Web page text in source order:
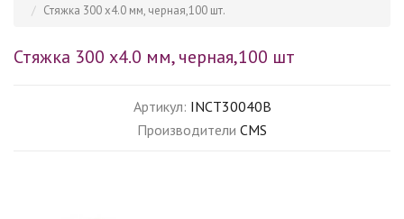
Стяжка 300 х4.0 мм, черная,100 шт.
Стяжка 300 х4.0 мм, черная,100 шт
Артикул: INCT30040B
Производители CMS